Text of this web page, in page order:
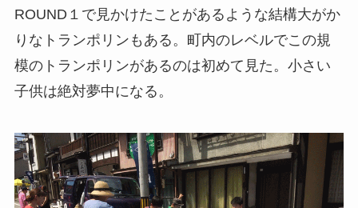
ROUND１で見かけたことがあるような結構大がか
りなトランポリンもある。町内のレベルでこの規
模のトランポリンがあるのは初めて見た。小さい
子供は絶対夢中になる。